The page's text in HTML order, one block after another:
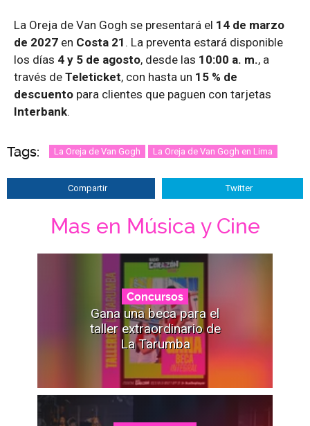
La Oreja de Van Gogh se presentará el 14 de marzo
de 2027 en Costa 21 . La preventa estará disponible
los días 4 y 5 de agosto, desde las 10:00 a. m., a
través de Teleticket, con hasta un 15 % de
descuento para clientes que paguen con tarjetas
Interbank.
Tags: La Oreja de Van Gogh La Oreja de Van Gogh en Lima
Compartir Twitter
Mas en Música y Cine
Concursos
Gana una beca para el
taller extraordinario de
La Tarumba